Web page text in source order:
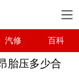
汽修 百科
胎压多少合